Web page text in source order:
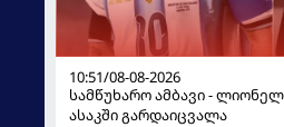
10:51/08-08-2026
სამწუხარო ამბავი -
ასაკში გარდაიცვალა